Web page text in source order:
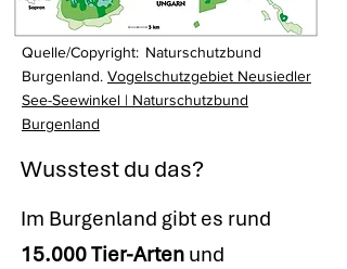
Quelle/Copyright: Naturschutzbund
Burgenland. Vogelschutzgebiet Neusiedler
See-Seewinkel | Naturschutzbund
Burgenland
Wusstest du das?
Im Burgenland gibt es rund
15.000 Tier-Arten und